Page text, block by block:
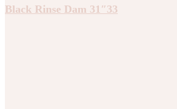
Black Rinse Dam 31″33